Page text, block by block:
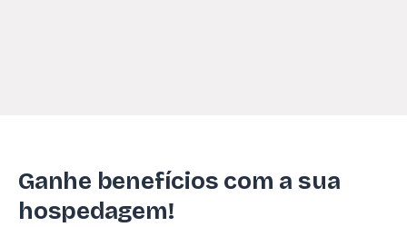
Ganhe benefícios com a sua
hospedagem!